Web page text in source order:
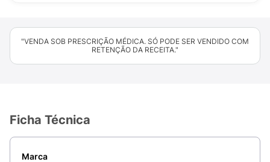
"VENDA SOB PRESCRIÇÃO MÉDICA. SÓ PODE SER VENDIDO COM
RETENÇÃO DA RECEITA."
Ficha Técnica
Marca